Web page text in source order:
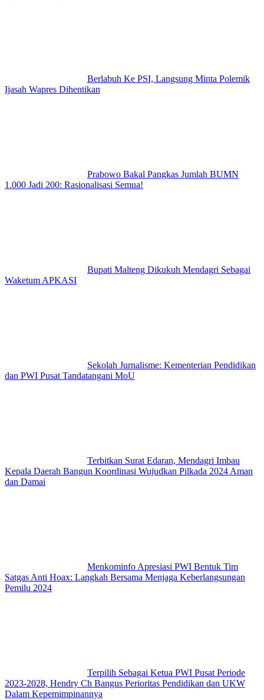
Berlabuh Ke PSI, Langsung Minta Polemik
Ijasah Wapres Dihentikan
Prabowo Bakal Pangkas Jumlah BUMN
1.000 Jadi 200: Rasionalisasi Semua!
Bupati Malteng Dikukuh Mendagri Sebagai
Waketum APKASI
Sekolah Jurnalisme: Kementerian Pendidikan
dan PWI Pusat Tandatangani MoU
Terbitkan Surat Edaran, Mendagri Imbau
Kepala Daerah Bangun Koordinasi Wujudkan Pilkada 2024 Aman
dan Damai
Menkominfo Apresiasi PWI Bentuk Tim
Satgas Anti Hoax: Langkah Bersama Menjaga Keberlangsungan
Pemilu 2024
Terpilih Sebagai Ketua PWI Pusat Periode
2023-2028, Hendry Ch Bangus Perioritas Pendidikan dan UKW
Dalam Kepemimpinannya